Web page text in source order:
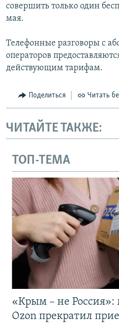
совершить только один
мая.
Телефонные разговоры с
операторов
действующим тарифам.
Поделиться Читать
ЧИТАЙТЕ ТАКЖЕ:
ТОП-ТЕМА
«Крым – не Россия»:
Ozon прекратил